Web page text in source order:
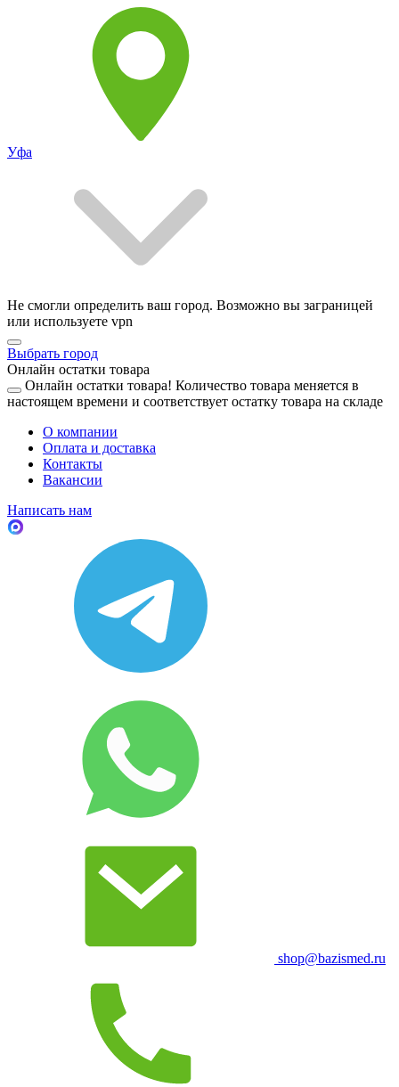
Уфа
Не смогли определить ваш город. Возможно вы заграницей
или используете vpn
Выбрать город
Онлайн остатки товара
Онлайн остатки товара! Количество товара меняется в
настоящем времени и соответствует остатку товара на складе
О компании
Оплата и доставка
Контакты
Вакансии
Написать нам
shop@bazismed.ru